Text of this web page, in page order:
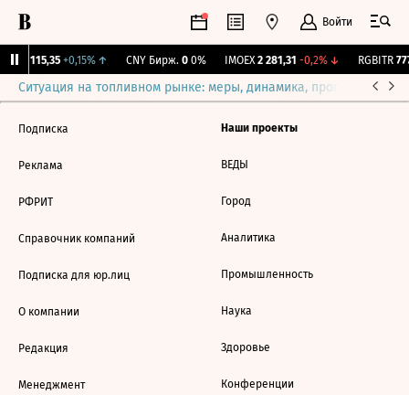
Войти
115,35 +0,15%↑ CNY Бирж. 0 0% IMOEX 2 281,31 -0,2%↓ RGBITR
Ситуация на топливном рынке: меры, динамика, прогнозы
Подписка
Реклама
РФРИТ
Справочник компаний
Подписка для юр.лиц
О компании
Редакция
Менеджмент
Наши проекты
ВЕДЫ
Город
Аналитика
Промышленность
Наука
Здоровье
Конференции